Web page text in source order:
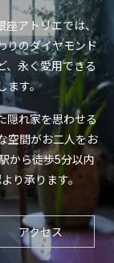
座アトリエでは、
りのダイヤモンド
、永く愛用できる
ます。
隠れ家を思わせる
空間がお二人をお
から徒歩5分以内
り承ります。
アクセス